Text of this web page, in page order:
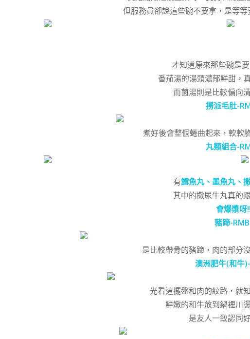
但服務員卻說這些碗不要拿，是等
但湯底上鍋
才知道原來那些碗是
番茄湯的湯頭濃郁鮮甜，
而菌湯則是比較偏向
撈派毛肚-
煮好後會整個蜷曲起來，軟軟
丸類組合-
有鱈魚丸、墨魚丸、
其中的撒尿牛丸真的
會爆漿呀
豬蹄-
是比較帶骨的豬蹄，肉的部分
澳洲肥牛(和牛
光看這擺盤和肉的紋路，就
鮮嫩的和牛放到鍋裡川
是友人一致認同